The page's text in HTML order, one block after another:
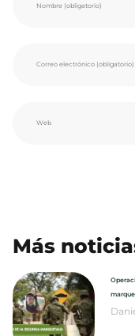
Más